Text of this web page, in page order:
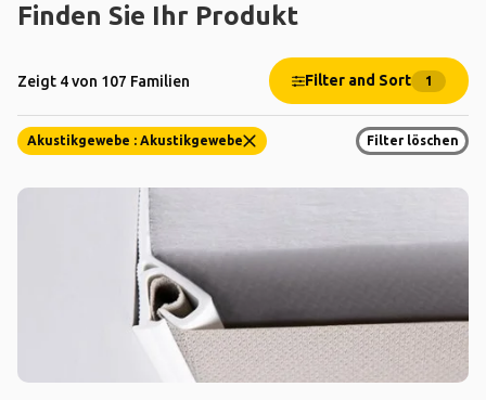
Finden Sie Ihr Produkt
Zeigt 4 von 107 Familien Filter and Sort 1
Akustikgewebe : Akustikgewebe Filter löschen